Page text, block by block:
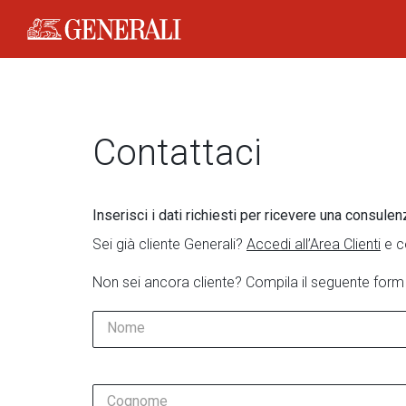
Generali Logo
Contattaci
Inserisci i dati richiesti per ricevere una
Sei già cliente Generali? Accedi all’Area Clienti e
Non sei ancora cliente? Compila il seguente form
Nome
Cognome